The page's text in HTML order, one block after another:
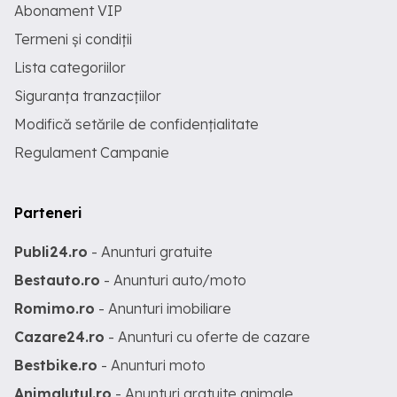
Abonament VIP
Termeni și condiții
Lista categoriilor
Siguranța tranzacțiilor
Modifică setările de confidențialitate
Regulament Campanie
Parteneri
Publi24.ro - Anunturi gratuite
Bestauto.ro - Anunturi auto/moto
Romimo.ro - Anunturi imobiliare
Cazare24.ro - Anunturi cu oferte de cazare
Bestbike.ro - Anunturi moto
Animalutul.ro - Anunturi gratuite animale